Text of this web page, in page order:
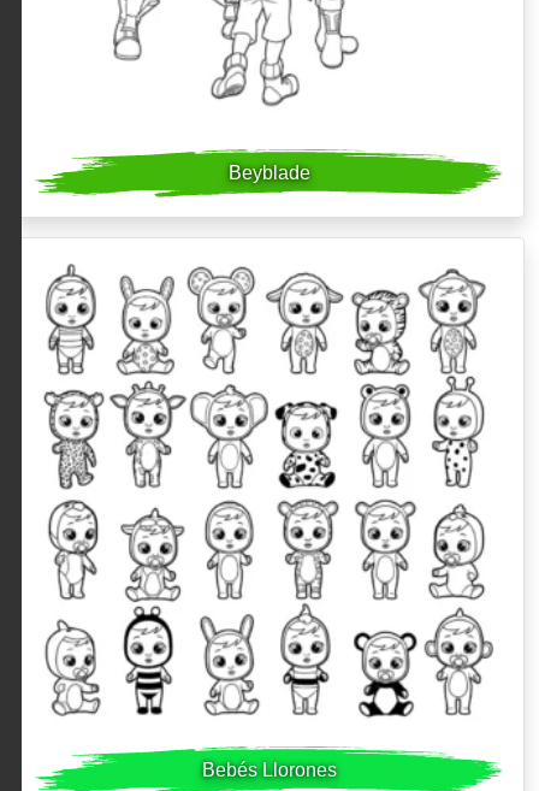
Beyblade
Bebés Llorones